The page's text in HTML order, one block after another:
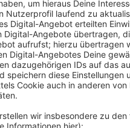
einem Antrag der Grünen.
dem Klimawandel
selbst allerdings keine
Stattdessen sollen Schüler
von städtischen
werden. Das Land
Gemeinden insgesamt zwei